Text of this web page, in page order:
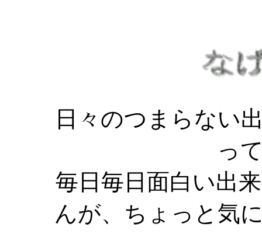
日々のつまらない
っ
毎日毎日面白い出
んが、ちょっと気